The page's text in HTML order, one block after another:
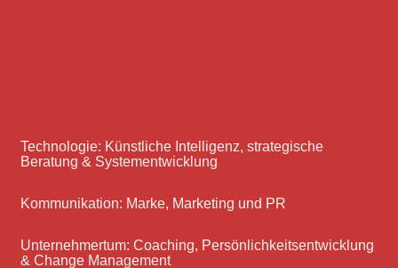
Technologie: Künstliche Intelligenz, strategische
Beratung & Systementwicklung
Kommunikation: Marke, Marketing und PR
Unternehmertum: Coaching, Persönlichkeitsentwicklung
& Change Management